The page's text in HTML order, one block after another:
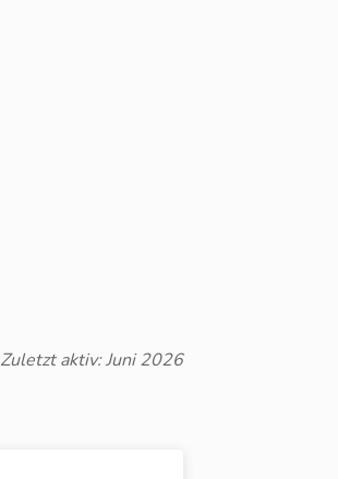
Zuletzt aktiv: Juni 2026